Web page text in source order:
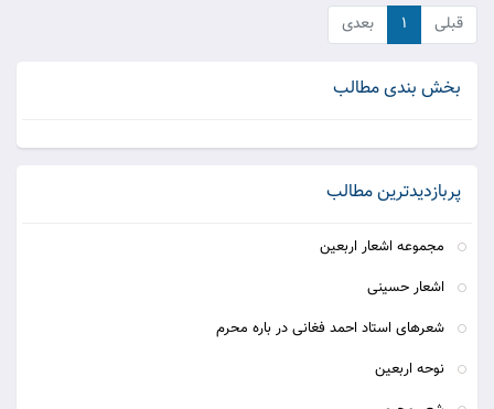
قبلی ۱ بعدی
بخش بندی مطالب
پربازدیدترین مطالب
مجموعه اشعار اربعین
اشعار حسینی
شعرهای استاد احمد فغانی در باره محرم
نوحه اربعین